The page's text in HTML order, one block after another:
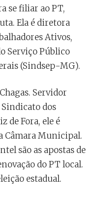
se filiar ao PT,
Ela é diretora
Ativos,
Serviço Público
(Sindsep-MG).
Servidor
dos
de Fora, ele é
Câmara Municipal.
são as apostas de
do PT local.
estadual.